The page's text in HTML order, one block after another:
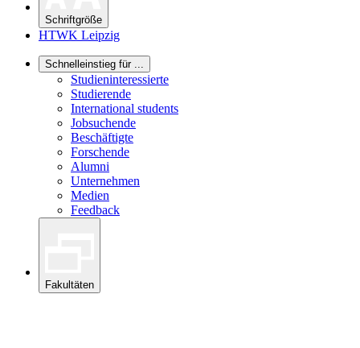
Schriftgröße
HTWK Leipzig
Schnelleinstieg für ...
Studieninteressierte
Studierende
International students
Jobsuchende
Beschäftigte
Forschende
Alumni
Unternehmen
Medien
Feedback
Fakultäten